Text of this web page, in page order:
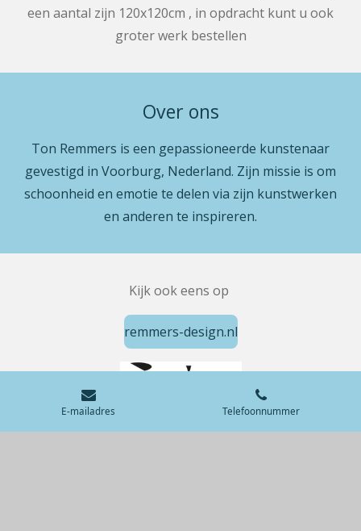
een aantal zijn 120x120cm , in opdracht kunt u ook
groter werk bestellen
Over ons
Ton Remmers is een gepassioneerde kunstenaar
gevestigd in Voorburg, Nederland. Zijn missie is om
schoonheid en emotie te delen via zijn kunstwerken
en anderen te inspireren.
Kijk ook eens op
remmers-design.nl
E-mailadres Telefoonnummer